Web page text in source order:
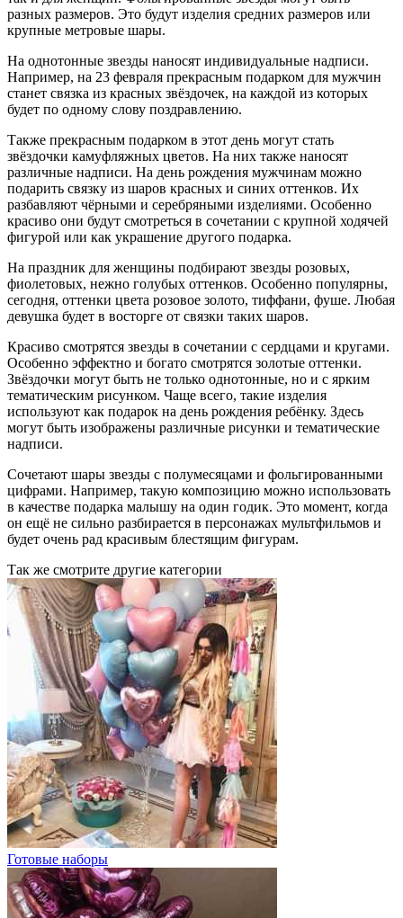
разных размеров. Это будут изделия средних размеров или
крупные метровые шары.
На однотонные звезды наносят индивидуальные надписи.
Например, на 23 февраля прекрасным подарком для мужчин
станет связка из красных звёздочек, на каждой из которых
будет по одному слову поздравлению.
Также прекрасным подарком в этот день могут стать
звёздочки камуфляжных цветов. На них также наносят
различные надписи. На день рождения мужчинам можно
подарить связку из шаров красных и синих оттенков. Их
разбавляют чёрными и серебряными изделиями. Особенно
красиво они будут смотреться в сочетании с крупной ходячей
фигурой или как украшение другого подарка.
На праздник для женщины подбирают звезды розовых,
фиолетовых, нежно голубых оттенков. Особенно популярны,
сегодня, оттенки цвета розовое золото, тиффани, фуше. Любая
девушка будет в восторге от связки таких шаров.
Красиво смотрятся звезды в сочетании с сердцами и кругами.
Особенно эффектно и богато смотрятся золотые оттенки.
Звёздочки могут быть не только однотонные, но и с ярким
тематическим рисунком. Чаще всего, такие изделия
используют как подарок на день рождения ребёнку. Здесь
могут быть изображены различные рисунки и тематические
надписи.
Сочетают шары звезды с полумесяцами и фольгированными
цифрами. Например, такую композицию можно использовать
в качестве подарка малышу на один годик. Это момент, когда
он ещё не сильно разбирается в персонажах мультфильмов и
будет очень рад красивым блестящим фигурам.
Так же смотрите другие категории
Готовые наборы